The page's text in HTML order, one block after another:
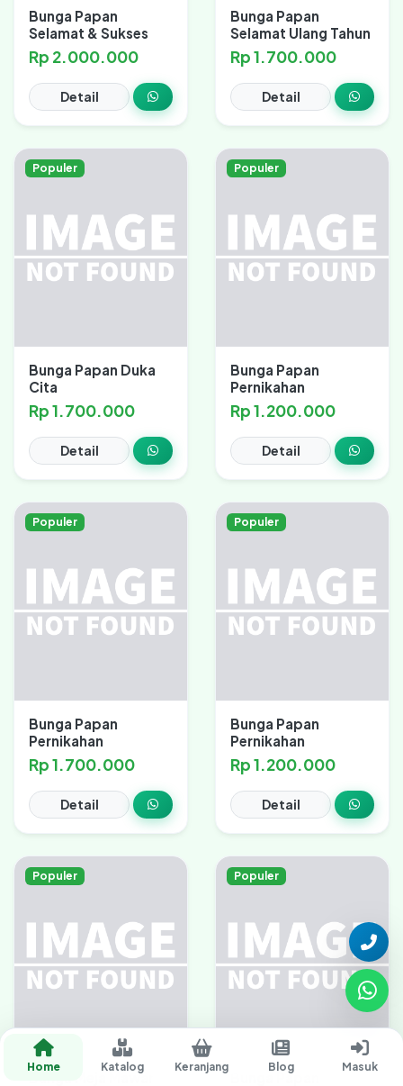
Bunga Papan
Selamat & Sukses
Rp 2.000.000
Detail
Bunga Papan
Selamat Ulang Tahun
Rp 1.700.000
Detail
Populer
Bunga Papan Duka
Cita
Rp 1.700.000
Detail
Populer
Bunga Papan
Pernikahan
Rp 1.200.000
Detail
Populer
Bunga Papan
Pernikahan
Rp 1.700.000
Detail
Populer
Bunga Papan
Pernikahan
Rp 1.200.000
Detail
Populer
Bunga Meja Mawar
Populer
Bunga Papan
Home Katalog Keranjang Blog Masuk